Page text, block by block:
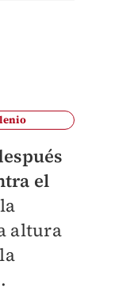
el
altura